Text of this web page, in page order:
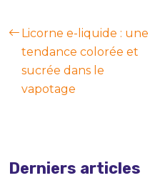
Licorne e-liquide : une
tendance colorée et
sucrée dans le
vapotage
Derniers articles